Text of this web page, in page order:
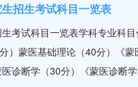
英语
公共事业管理
市场营销
招生考试科目一览表
考试科目一览表学科专业科
）蒙医基础理论（40分）《
诊断学（30分）《蒙医诊断